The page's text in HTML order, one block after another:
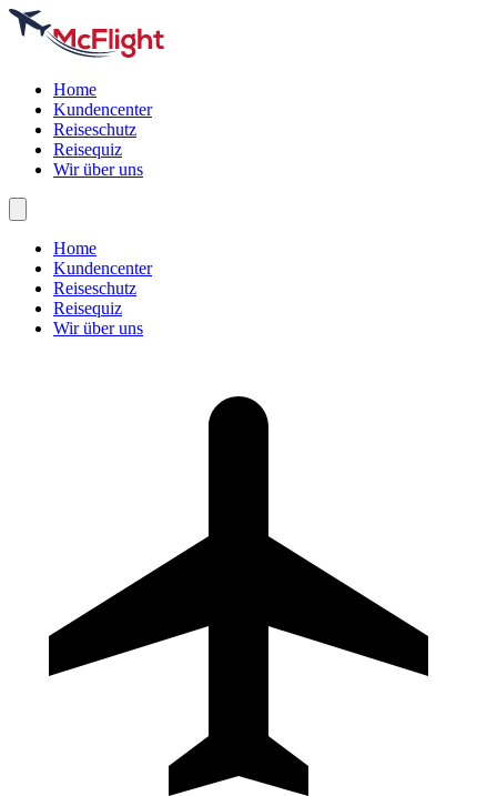
Home
Kundencenter
Reiseschutz
Reisequiz
Wir über uns
Home
Kundencenter
Reiseschutz
Reisequiz
Wir über uns